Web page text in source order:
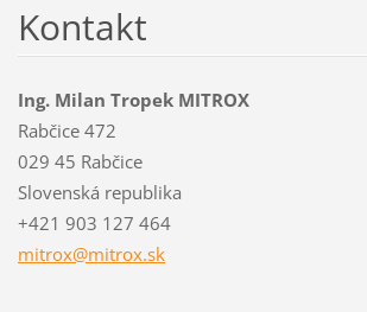
Kontakt
Ing. Milan Tropek MITROX
Rabčice 472
029 45 Rabčice
Slovenská republika
+421 903 127 464
mitrox@mitrox.sk